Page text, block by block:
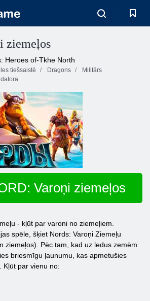
ziemeļos
Heroes of-Tkhe North
tiešsaistē Dragons
Militārs
Varoņi ziemeļos
- kļūt par varoni no ziemeļiem.
spēle, šķiet Nords: Varoņi Ziemeļu
ziemeļos). Pēc tam, kad uz ledus zemēm
briesmīgu ļaunumu, kas apmetušies
Kļūt par vienu no: